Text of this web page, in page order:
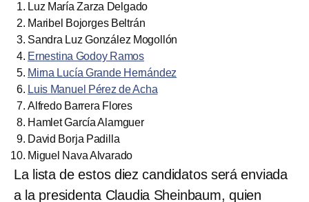
Luz María Zarza Delgado
Maribel Bojorges Beltrán
Sandra Luz González Mogollón
Ernestina Godoy Ramos
Mirna Lucía Grande Hernández
Luis Manuel Pérez de Acha
Alfredo Barrera Flores
Hamlet García Alamguer
David Borja Padilla
Miguel Nava Alvarado
La lista de estos diez candidatos será enviada
a la presidenta Claudia Sheinbaum, quien